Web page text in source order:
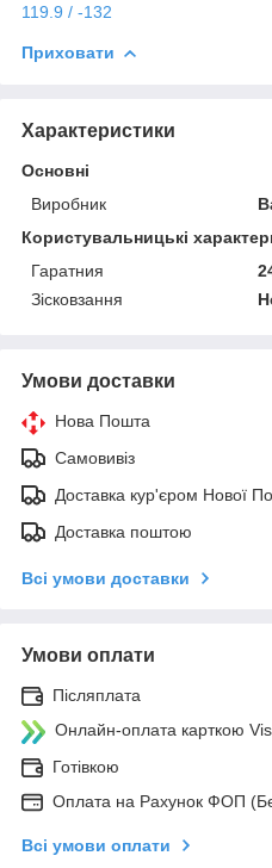
119.9 / -132
Приховати
Характеристики
Основні
Виробник
Користувальницькі
Гаратния
Зісковзання
Умови доставки
Нова Пошта
Самовивіз
Доставка кур'єром Нової
Доставка поштою
Всі умови доставки
Умови оплати
Післяплата
Онлайн-оплата карткою
Готівкою
Оплата на Рахунок ФОП
Всі умови оплати